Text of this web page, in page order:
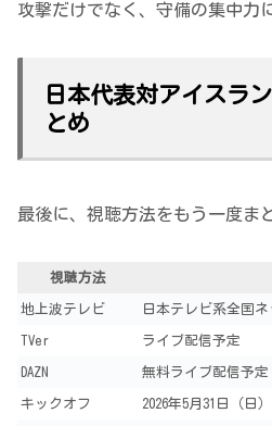
攻撃だけでなく、守備の集中力
日本代表対アイスラ
とめ
最後に、視聴方法をもう一度ま
視聴方法
地上波テレビ 日本テレビ系全国
TVer ライブ配信予定
DAZN 無料ライブ配信予定
キックオフ 2026年5月31日（日